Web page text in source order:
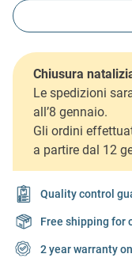
Chiusura
Le spedizioni
all’8 gennaio.
Gli ordini
a partire dal 12
Quality control
Free shipping for
2 year warranty